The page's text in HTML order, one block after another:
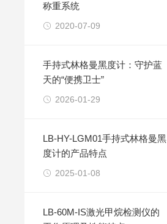
称重系统
2020-07-09
手持式林格曼黑度计：守护蓝
天的“便携卫士”
2026-01-29
LB-HY-LGM01手持式林格曼黑
度计的产品特点
2025-01-08
LB-60M-IS激光甲烷检测仪的